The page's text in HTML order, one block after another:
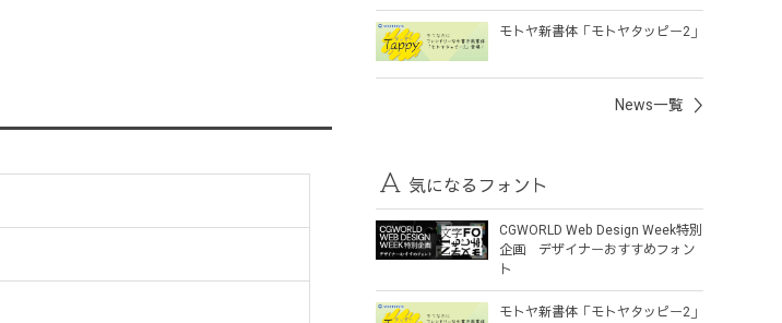
モトヤ新書体「モトヤタッピー2」
News一覧
気になるフォント
CGWORLD Web Design Week特別
企画 デザイナーおすすめフォン
ト
モトヤ新書体「モトヤタッピー2」